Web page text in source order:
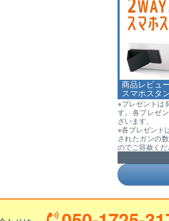
商品レビュ
スマホスタ
※プレゼントは
す。各プレゼ
ざいます。
※各プレゼント
されたガンの
のでご容赦くだ